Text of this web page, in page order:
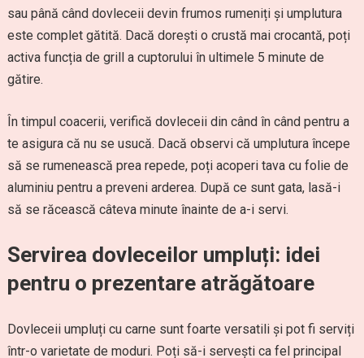
sau până când dovleceii devin frumos rumeniți și umplutura
este complet gătită. Dacă dorești o crustă mai crocantă, poți
activa funcția de grill a cuptorului în ultimele 5 minute de
gătire.
În timpul coacerii, verifică dovleceii din când în când pentru a
te asigura că nu se usucă. Dacă observi că umplutura începe
să se rumenească prea repede, poți acoperi tava cu folie de
aluminiu pentru a preveni arderea. După ce sunt gata, lasă-i
să se răcească câteva minute înainte de a-i servi.
Servirea dovleceilor umpluți: idei
pentru o prezentare atrăgătoare
Dovleceii umpluți cu carne sunt foarte versatili și pot fi serviți
într-o varietate de moduri. Poți să-i servești ca fel principal